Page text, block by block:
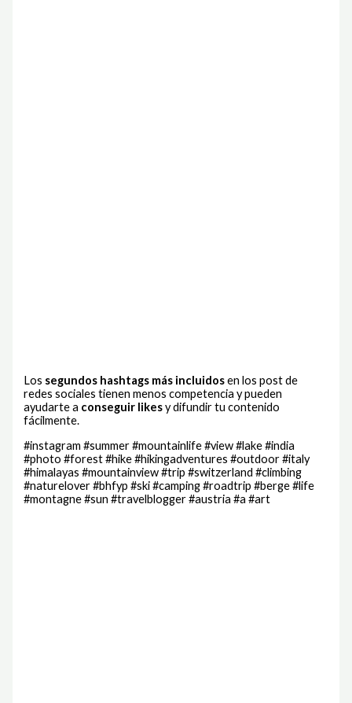
Los segundos hashtags más incluidosen los post de
redes sociales tienen menos competencia y pueden
ayudarte a conseguir likesy difundir tu contenido
fácilmente.
#instagram #summer #mountainlife #view #lake #india
#photo #forest #hike #hikingadventures #outdoor #italy
#himalayas #mountainview #trip #switzerland #climbing
#naturelover #bhfyp #ski #camping #roadtrip #berge #life
#montagne #sun #travelblogger #austria #a #art